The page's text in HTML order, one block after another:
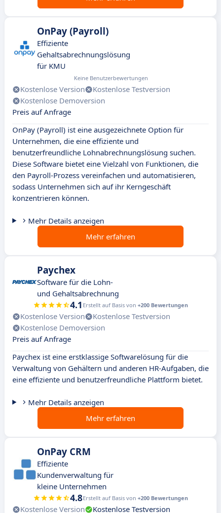
OnPay (Payroll)
Effiziente
Gehaltsabrechnungslösung
für KMU
Keine Benutzerbewertungen
Kostenlose Version
Kostenlose Testversion
Kostenlose Demoversion
Preis auf Anfrage
OnPay (Payroll) ist eine ausgezeichnete Option für
Unternehmen, die eine effiziente und
benutzerfreundliche Lohnabrechnungslösung suchen.
Diese Software bietet eine Vielzahl von Funktionen, die
den Payroll-Prozess vereinfachen und automatisieren,
sodass Unternehmen sich auf ihr Kerngeschäft
konzentrieren können.
Mehr Details anzeigen
Mehr erfahren
Paychex
Software für die Lohn-
und Gehaltsabrechnung
4.1 Erstellt auf Basis von +200 Bewertungen
Kostenlose Version
Kostenlose Testversion
Kostenlose Demoversion
Preis auf Anfrage
Paychex ist eine erstklassige Softwarelösung für die
Verwaltung von Gehältern und anderen HR-Aufgaben, die
eine effiziente und benutzerfreundliche Plattform bietet.
Mehr Details anzeigen
Mehr erfahren
OnPay CRM
Effiziente
Kundenverwaltung für
kleine Unternehmen
4.8Erstellt auf Basis von +200 Bewertungen
Kostenlose Version
Kostenlose Testversion